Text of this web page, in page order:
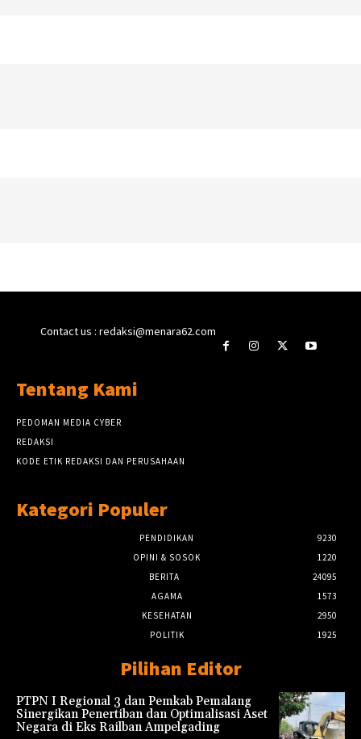
Contact us : redaksi@menara62.com
Tentang Kami
PEDOMAN MEDIA CYBER
REDAKSI
KODE ETIK REDAKSI DAN PERUSAHAAN
Kategori Populer
PENDIDIKAN
9230
OPINI & SOSOK
1220
BERITA
24095
AGAMA
1573
KESEHATAN
2950
POLITIK
1925
Pilihan Editor
PTPN I Regional 3 dan Pemkab Pemalang
Sinergikan Penertiban dan Optimalisasi Aset
Negara di Eks Railban Ampelgading